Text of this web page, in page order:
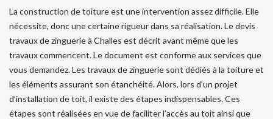
La construction de toiture est une intervention assez difficile. Elle
nécessite, donc une certaine rigueur dans sa réalisation. Le devis
travaux de zinguerie à Challes est décrit avant même que les
travaux commencent. Le document est conforme aux services que
vous demandez. Les travaux de zinguerie sont dédiés à la toiture et
les éléments assurant son étanchéité. Alors, lors d’un projet
d’installation de toit, il existe des étapes indispensables. Ces
étapes sont réalisées en vue de faciliter l’accès au toit ainsi que